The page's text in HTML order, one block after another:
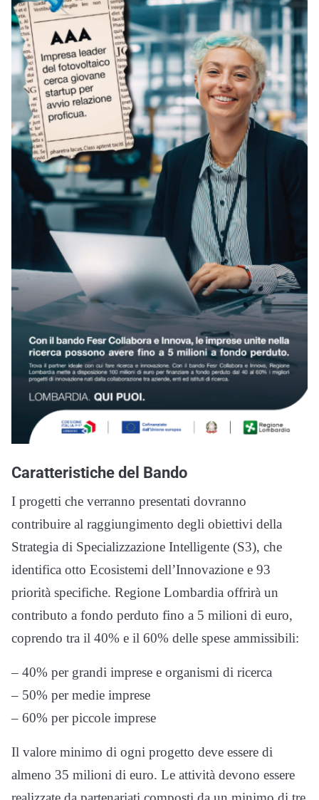
Caratteristiche del Bando
I progetti che verranno presentati dovranno
contribuire al raggiungimento degli obiettivi della
Strategia di Specializzazione Intelligente (S3), che
identifica otto Ecosistemi dell’Innovazione e 93
priorità specifiche. Regione Lombardia offrirà un
contributo a fondo perduto fino a 5 milioni di euro,
coprendo tra il 40% e il 60% delle spese ammissibili:
– 40% per grandi imprese e organismi di ricerca
– 50% per medie imprese
– 60% per piccole imprese
Il valore minimo di ogni progetto deve essere di
almeno 35 milioni di euro. Le attività devono essere